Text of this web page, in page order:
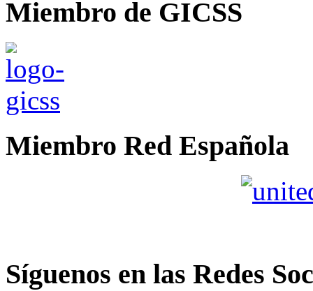
Miembro de GICSS
Miembro Red Española
Síguenos en las Redes